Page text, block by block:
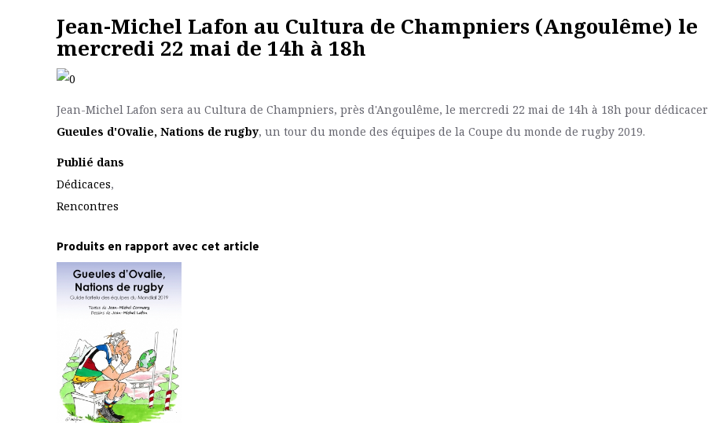
Jean-Michel Lafon au Cultura de Champniers (Angoulême) le
mercredi 22 mai de 14h à 18h
Jean-Michel Lafon sera au Cultura de Champniers, près d'Angoulême, le mercredi 22 mai de 14h à 18h pour dédicacer
Gueules d'Ovalie, Nations de rugby, un tour du monde des équipes de la Coupe du monde de rugby 2019.
Publié dans
Dédicaces,
Rencontres
Produits en rapport avec cet article